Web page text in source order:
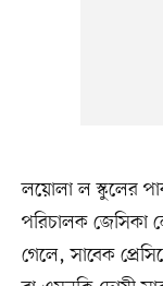
লয়োলা ল স্কুলের
পরিচালক
গেলে, সাবেক